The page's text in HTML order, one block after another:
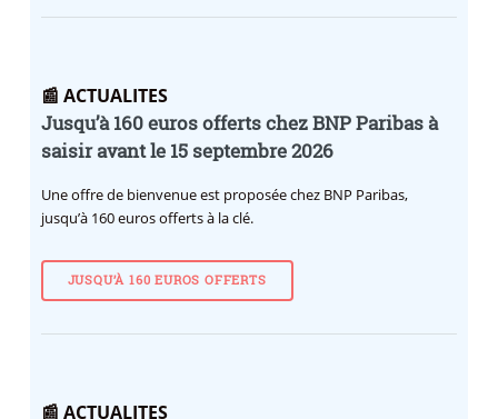
📰 ACTUALITES
Jusqu’à 160 euros offerts chez BNP Paribas à
saisir avant le 15 septembre 2026
Une offre de bienvenue est proposée chez BNP Paribas,
jusqu’à 160 euros offerts à la clé.
JUSQU’À 160 EUROS OFFERTS
📰 ACTUALITES